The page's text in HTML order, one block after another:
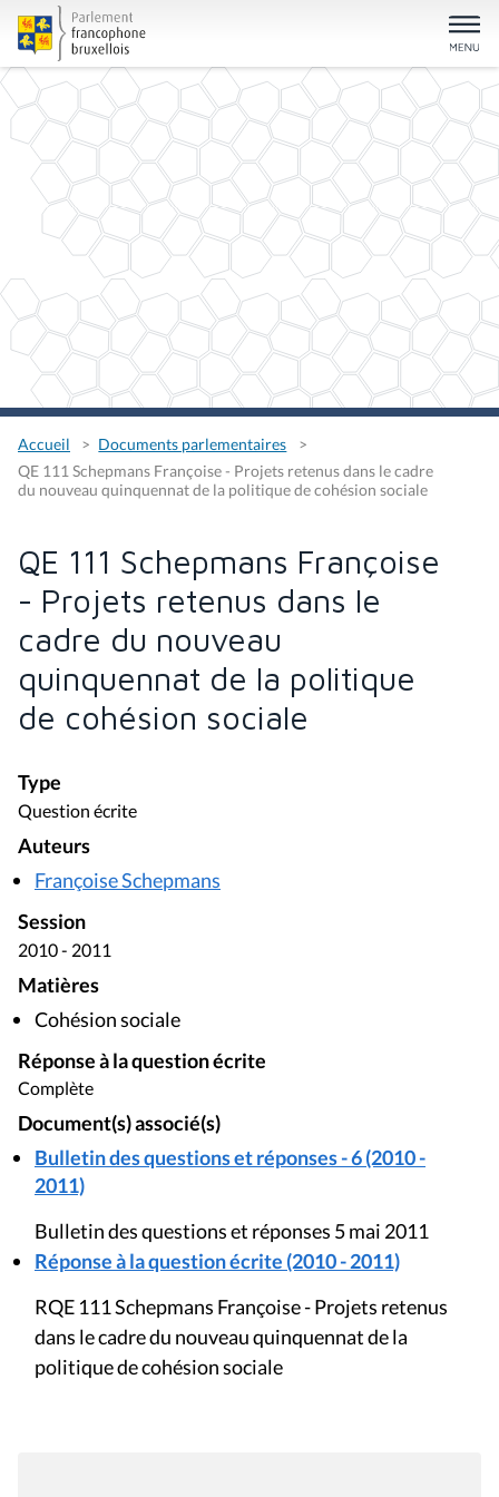
Accueil
Documents parlementaires
QE 111 Schepmans Françoise - Projets retenus dans le cadre
du nouveau quinquennat de la politique de cohésion sociale
QE 111 Schepmans Françoise
- Projets retenus dans le
cadre du nouveau
quinquennat de la politique
de cohésion sociale
Type
Question écrite
Auteurs
Françoise Schepmans
Session
2010 - 2011
Matières
Cohésion sociale
Réponse à la question écrite
Complète
Document(s) associé(s)
Bulletin des questions et réponses - 6 (2010 -
2011)
Bulletin des questions et réponses 5 mai 2011
Réponse à la question écrite (2010 - 2011)
RQE 111 Schepmans Françoise - Projets retenus
dans le cadre du nouveau quinquennat de la
politique de cohésion sociale